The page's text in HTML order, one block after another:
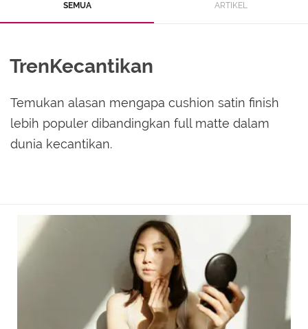
SEMUA ARTIKEL
TrenKecantikan
Temukan alasan mengapa cushion satin finish
lebih populer dibandingkan full matte dalam
dunia kecantikan.